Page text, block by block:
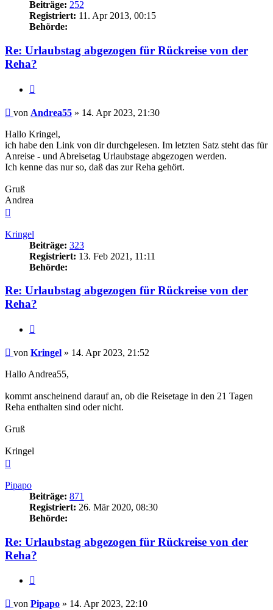
Beiträge: 252
Registriert: 11. Apr 2013, 00:15
Behörde:
Re: Urlaubstag abgezogen für Rückreise von der
Reha?
Beitrag
von Andrea55 » 14. Apr 2023, 21:30
Hallo Kringel,
ich habe den Link von dir durchgelesen. Im letzten Satz steht das für
Anreise - und Abreisetag Urlaubstage abgezogen werden.
Ich kenne das nur so, daß das zur Reha gehört.
Gruß
Andrea
Kringel
Beiträge: 323
Registriert: 13. Feb 2021, 11:11
Behörde:
Re: Urlaubstag abgezogen für Rückreise von der
Reha?
Beitrag
von Kringel » 14. Apr 2023, 21:52
Hallo Andrea55,
kommt anscheinend darauf an, ob die Reisetage in den 21 Tagen
Reha enthalten sind oder nicht.
Gruß
Kringel
Pipapo
Beiträge: 871
Registriert: 26. Mär 2020, 08:30
Behörde:
Re: Urlaubstag abgezogen für Rückreise von der
Reha?
Beitrag
von Pipapo » 14. Apr 2023, 22:10